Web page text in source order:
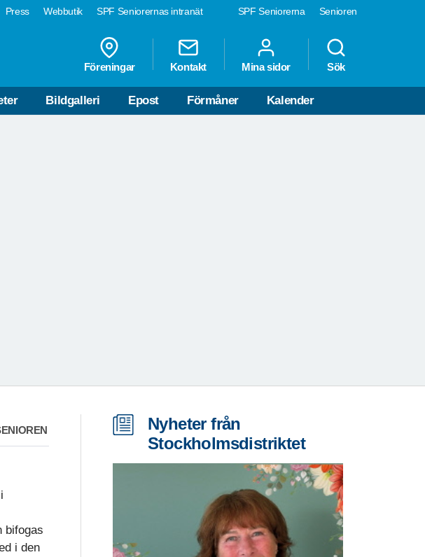
SPF Seniorerna Senioren
Press Webbutik SPF Seniorernas intranät
Föreningar Kontakt Mina sidor Sök
Bildgalleri Epost Förmåner Kalender
bifogas
i den
Nyheter från
Stockholmsdistriktet